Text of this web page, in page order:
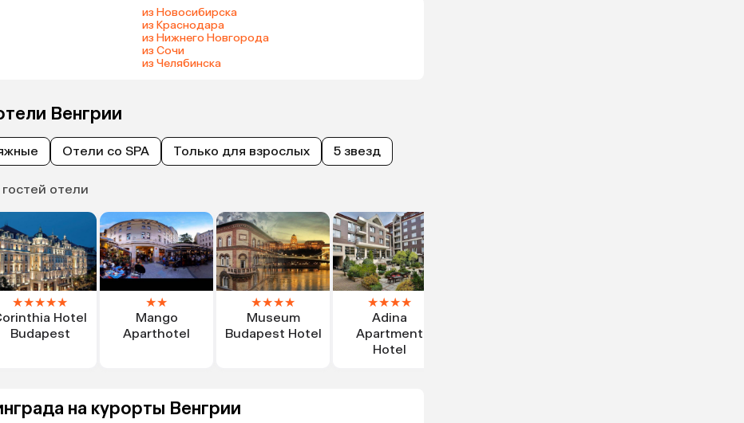
из Новосибирска
из Краснодара
из Нижнего Новгорода
из Сочи
из Челябинска
Венгрии
Отели со SPA Только для взрослых 5 звезд
отели
★★★★★
Hotel
Budapest
★★
Mango
Aparthotel
★★★★
Museum
Budapest Hotel
★★★★
Adina
Apartment
Hotel
на курорты Венгрии